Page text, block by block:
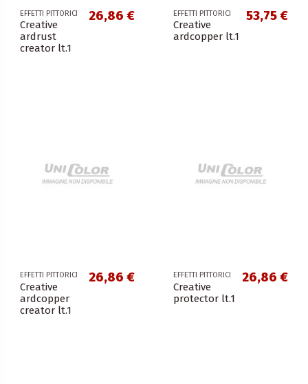
EFFETTI PITTORICI
Creative
ardrust
creator lt.1
26,86 € EFFETTI PITTORICI
Creative
ardcopper lt.1
53,75 €
EFFETTI PITTORICI
Creative
ardcopper
creator lt.1
26,86 € EFFETTI PITTORICI
Creative
protector lt.1
26,86 €